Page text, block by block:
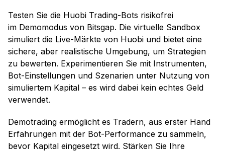
Testen Sie die Huobi Trading-Bots risikofrei
im Demomodus von Bitsgap. Die virtuelle Sandbox
simuliert die Live-Märkte von Huobi und bietet eine
sichere, aber realistische Umgebung, um Strategien
zu bewerten. Experimentieren Sie mit Instrumenten,
Bot-Einstellungen und Szenarien unter Nutzung von
simuliertem Kapital – es wird dabei kein echtes Geld
verwendet.
Demotrading ermöglicht es Tradern, aus erster Hand
Erfahrungen mit der Bot-Performance zu sammeln,
bevor Kapital eingesetzt wird. Stärken Sie Ihre